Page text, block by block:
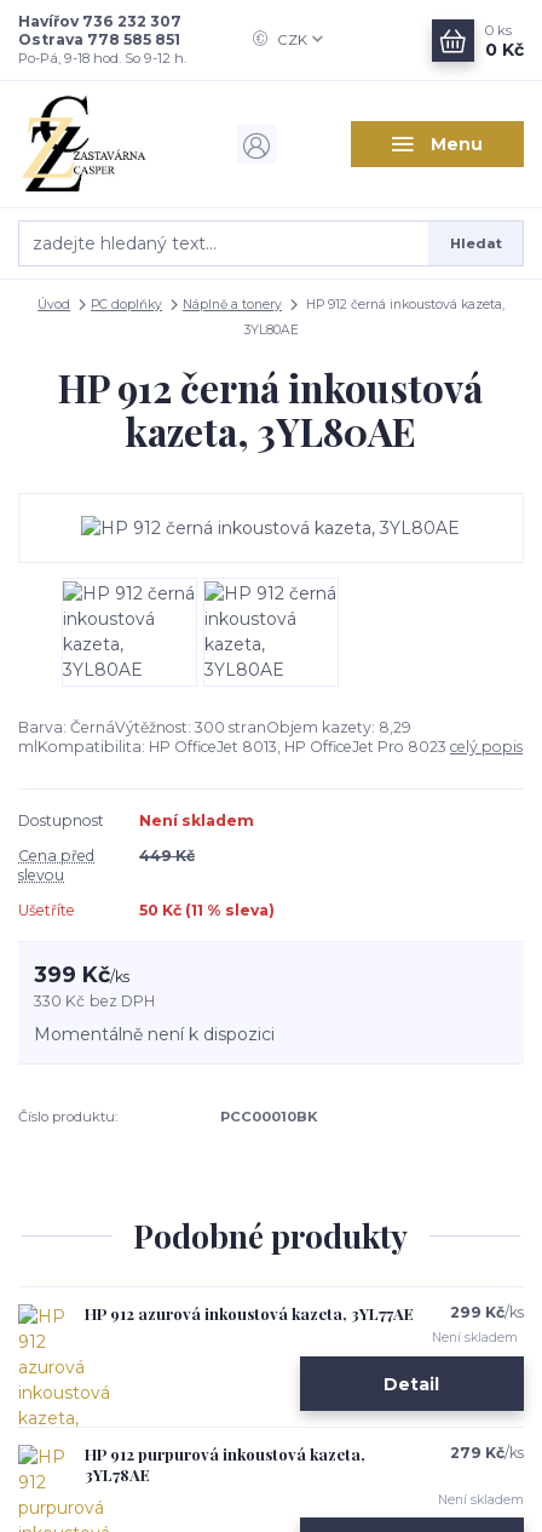
Menu
CZK
Hledat
Havířov 736 232 307
Ostrava 778 585 851
Po-Pá, 9-18 hod. So 9-12 h.
0 ks
0 Kč
Úvod PC doplňky Náplně a tonery
HP 912 černá inkoustová kazeta,
3YL80AE
HP 912 černá inkoustová
kazeta, 3YL80AE
Barva: ČernáVýtěžnost: 300 stranObjem kazety: 8,29
mlKompatibilita: HP OfficeJet 8013, HP OfficeJet Pro 8023 celý popis
Dostupnost
Není skladem
Cena před
slevou
449 Kč
Ušetříte 50 Kč (11 % sleva)
399 Kč/ks
330 Kč bez DPH
Momentálně není k dispozici
Číslo produktu: PCC00010BK
Podobné produkty
HP 912 azurová inkoustová kazeta, 3YL77AE 299 Kč/ks
Není skladem
Detail
HP 912 purpurová inkoustová kazeta,
3YL78AE
279 Kč/ks
Není skladem